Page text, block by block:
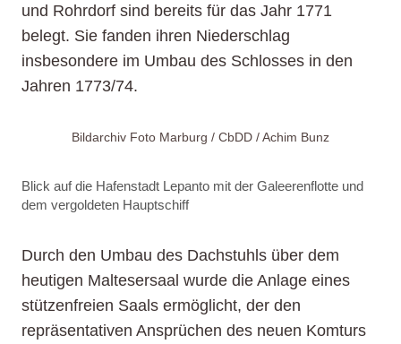
und Rohrdorf sind bereits für das Jahr 1771
belegt. Sie fanden ihren Niederschlag
insbesondere im Umbau des Schlosses in den
Jahren 1773/74.
Bildarchiv Foto Marburg / CbDD / Achim Bunz
Blick auf die Hafenstadt Lepanto mit der Galeerenflotte und
dem vergoldeten Hauptschiff
Durch den Umbau des Dachstuhls über dem
heutigen Maltesersaal wurde die Anlage eines
stützenfreien Saals ermöglicht, der den
repräsentativen Ansprüchen des neuen Komturs